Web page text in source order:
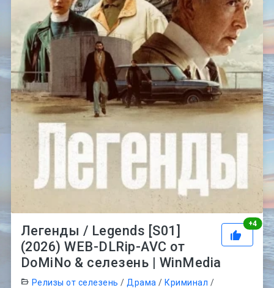
+4
Легенды / Legends [S01]
(2026) WEB-DLRip-AVC от
DoMiNo & селезень | WinMedia
Релизы от селезень / Драма / Криминал /